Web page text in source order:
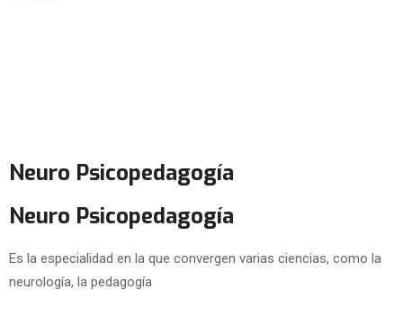
Neuro Psicopedagogía
Neuro Psicopedagogía
Es la especialidad en la que convergen varias ciencias, como la
neurología, la pedagogía